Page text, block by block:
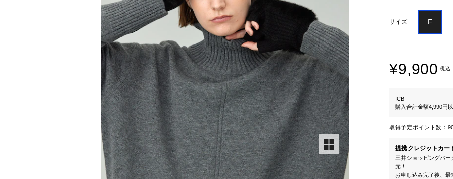
サイズ F
¥9,900 税込
ICB
購入合計金額4,990円
取得予定ポイント数：
提携クレジットカー
三井ショッピングパ
元！
お申し込み完了後、最